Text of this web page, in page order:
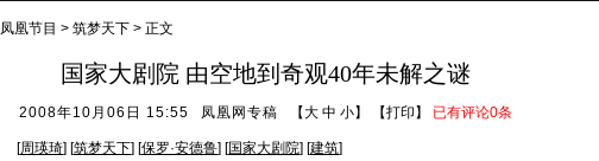
凤凰节目 > 筑梦天下 > 正文
国家大剧院 由空地到奇观40年未解之谜
2008年10月06日 15:55 凤凰网专稿 【大 中 小】 【打印 】 已有评论0条
[周瑛琦] [筑梦天下] [保罗·安德鲁] [国家大剧院] [建筑]